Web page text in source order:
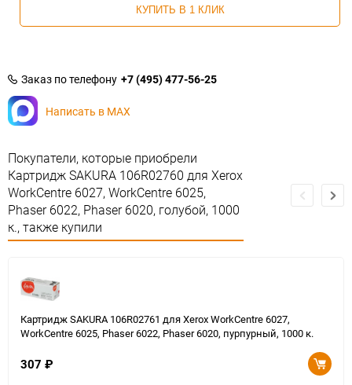
КУПИТЬ В 1 КЛИК
Заказ по телефону +7 (495) 477-56-25
Написать в MAX
Покупатели, которые приобрели
Картридж SAKURA 106R02760 для Xerox
WorkCentre 6027, WorkCentre 6025,
Phaser 6022, Phaser 6020, голубой, 1000
к., также купили
Картридж SAKURA 106R02761 для Xerox WorkCentre 6027,
WorkCentre 6025, Phaser 6022, Phaser 6020, пурпурный, 1000 к.
307 ₽